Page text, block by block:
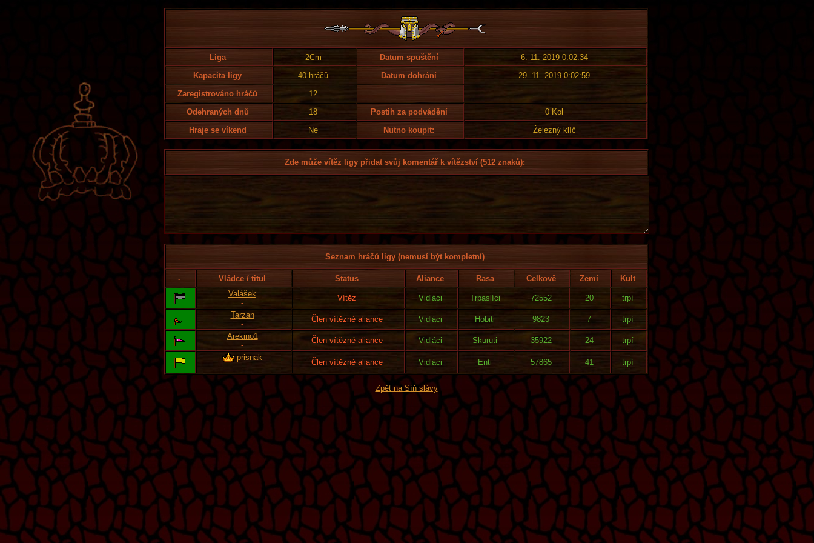
Liga 2Cm Datum spuštění
6. 11. 2019 0:02:34
Kapacita ligy
40 hráčů Datum dohrání
29. 11. 2019 0:02:59
Zaregistrováno hráčů
12
Odehraných dnů
18 Postih za podvádění
0 Kol
Hraje se víkend
Ne Nutno koupit: Železný klíč
Zde může vítěz ligy přidat svůj komentář k vítězství (512 znaků):
Seznam hráčů ligy (nemusí být kompletní)
- Vládce / titul Status Aliance Rasa Celkově Zemí
Kult
Valášek
-
Vítěz Vidláci Trpaslíci 72552 20
trpí
Tarzan
-
Člen vítězné aliance Vidláci Hobiti 9823 7
trpí
Arekino1
-
Člen vítězné aliance Vidláci Skuruti 35922 24
trpí
prisnak
-
Člen vítězné aliance Vidláci Enti 57865 41 trpí
Zpět na Síň slávy